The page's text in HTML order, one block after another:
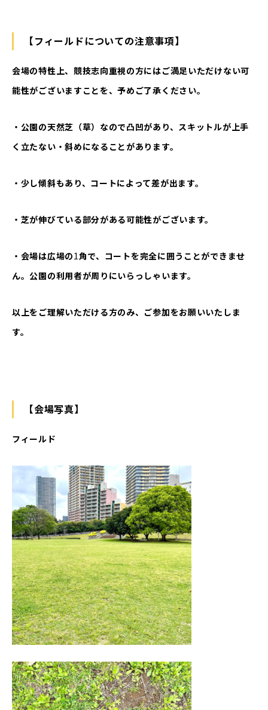
【フィールドについての注意事項】
会場の特性上、競技志向重視の方にはご満足いただけない可
能性がございますことを、予めご了承ください。
・公園の天然芝（草）なので凸凹があり、スキットルが上手
く立たない・斜めになることがあります。
・少し傾斜もあり、コートによって差が出ます。
・芝が伸びている部分がある可能性がございます。
・会場は広場の1角で、コートを完全に囲うことができませ
ん。公園の利用者が周りにいらっしゃいます。
以上をご理解いただける方のみ、ご参加をお願いいたしま
す。
【会場写真】
フィールド